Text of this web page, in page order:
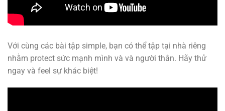
Với cùng các bài tập simple, bạn có thể tập tại nhà riêng
nhằm protect sức mạnh mình và và người thân. Hãy thử
ngay và feel sự khác biệt!